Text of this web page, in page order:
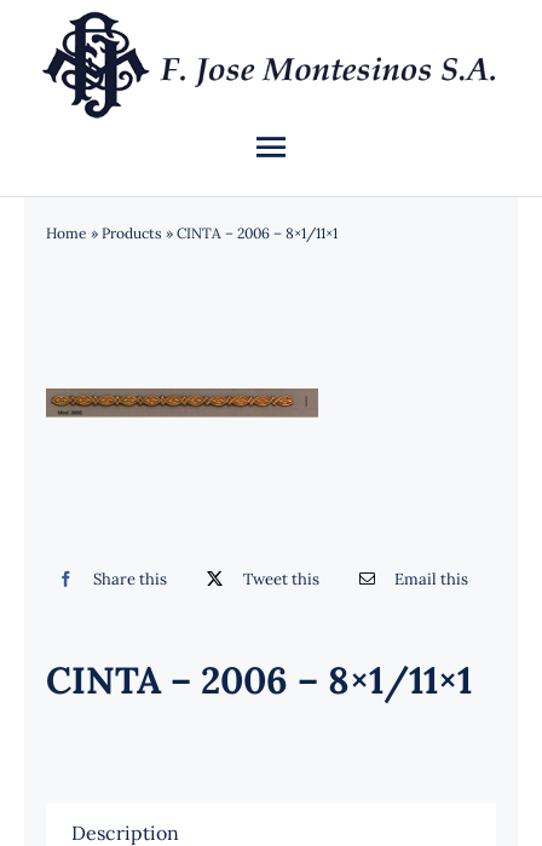
contenido
Toggle
Navigation
INICIO
Home » Products » CINTA – 2006 – 8×1/11×1
Share this Tweet this Email this
CINTA – 2006 – 8×1/11×1
Description